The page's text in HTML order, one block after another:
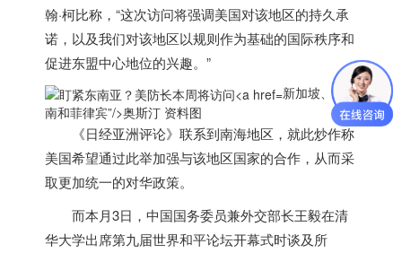
翰·柯比称，“这次访问将强调美国对该地区的持久承
诺，以及我们对该地区以规则作为基础的国际秩序和
促进东盟中心地位的兴趣。”
新加坡、越
南和菲律宾”/>奥斯汀 资料图
《日经亚洲评论》联系到南海地区，就此炒作称
美国希望通过此举加强与该地区国家的合作，从而采
取更加统一的对华政策。
而本月3日，中国国务委员兼外交部长王毅在清
华大学出席第九届世界和平论坛开幕式时谈及所